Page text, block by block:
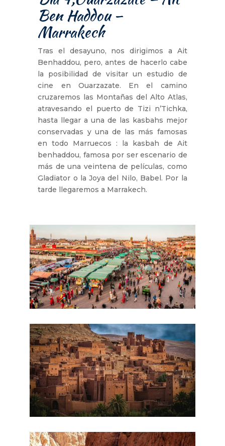
Ben Haddou –
Marrakech
Tras el desayuno, nos dirigimos a Ait
Benhaddou, pero, antes de hacerlo cabe
la posibilidad de visitar un estudio de
cine en Ouarzazate. En el camino
cruzaremos las Montañas del Alto Atlas,
atravesando el puerto de Tizi n’Tichka,
hasta llegar a una de las kasbahs mejor
conservadas y una de las más famosas
en todo Marruecos : la kasbah de Ait
benhaddou, famosa por ser escenario de
más de una veintena de películas, como
Gladiator o la Joya del Nilo, Babel. Por la
tarde llegaremos a Marrakech.